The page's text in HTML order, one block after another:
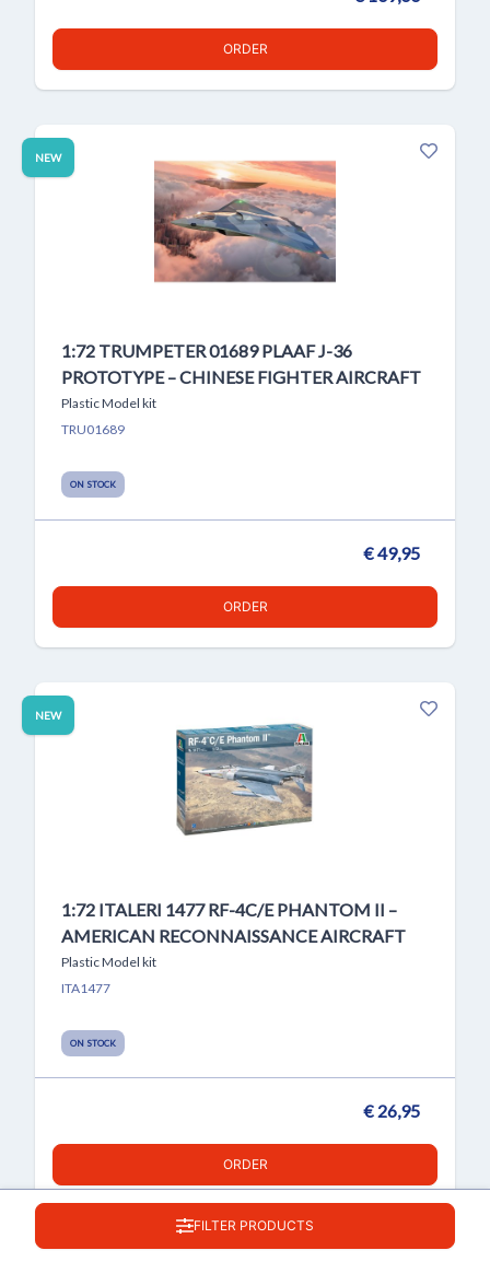
FILTER PRODUCTS
ORDER
NEW
1:72 TRUMPETER 01689 PLAAF J-36
PROTOTYPE – CHINESE FIGHTER AIRCRAFT
Plastic Model kit
TRU01689
ON STOCK
€ 49,95
ORDER
NEW
1:72 ITALERI 1477 RF-4C/E PHANTOM II –
AMERICAN RECONNAISSANCE AIRCRAFT
Plastic Model kit
ITA1477
ON STOCK
€ 26,95
ORDER